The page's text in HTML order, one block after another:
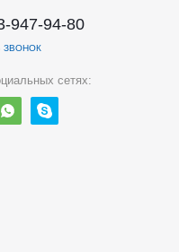
947-94-80
ЗВОНОК
сетях: